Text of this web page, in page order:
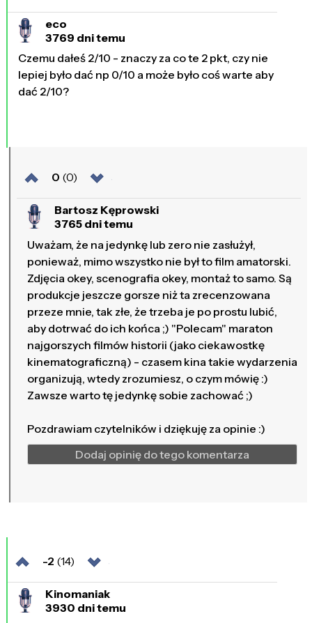
eco
3769 dni temu
Czemu dałeś 2/10 - znaczy za co te 2 pkt, czy nie
lepiej było dać np 0/10 a może było coś warte aby
dać 2/10?
0 (0)
Bartosz Kęprowski
3765 dni temu
Uważam, że na jedynkę lub zero nie zasłużył,
ponieważ, mimo wszystko nie był to film amatorski.
Zdjęcia okey, scenografia okey, montaż to samo. Są
produkcje jeszcze gorsze niż ta zrecenzowana
przeze mnie, tak złe, że trzeba je po prostu lubić,
aby dotrwać do ich końca ;) "Polecam" maraton
najgorszych filmów historii (jako ciekawostkę
kinematograficzną) - czasem kina takie wydarzenia
organizują, wtedy zrozumiesz, o czym mówię :)
Zawsze warto tę jedynkę sobie zachować ;)
Pozdrawiam czytelników i dziękuję za opinie :)
Dodaj opinię do tego komentarza
-2 (14)
Kinomaniak
3930 dni temu